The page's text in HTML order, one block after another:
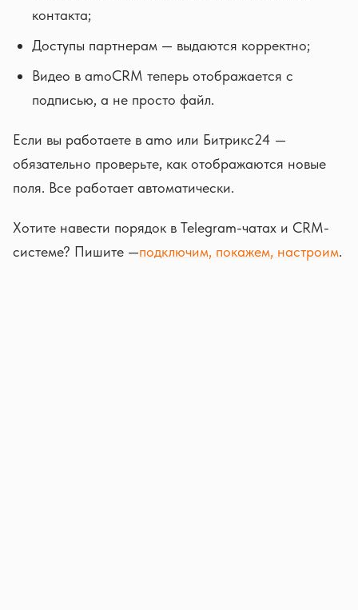
контакта;
Доступы партнерам — выдаются корректно;
Видео в amoCRM теперь отображается с
подписью, а не просто файл.
Если вы работаете в amo или Битрикс24 —
обязательно проверьте, как отображаются новые
поля. Все работает автоматически.
Хотите навести порядок в Telegram-чатах и CRM-
системе? Пишите —подключим, покажем, настроим.